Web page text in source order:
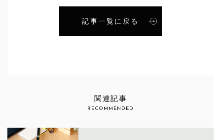
記事一覧に戻る
関連記事
RECOMMENDED